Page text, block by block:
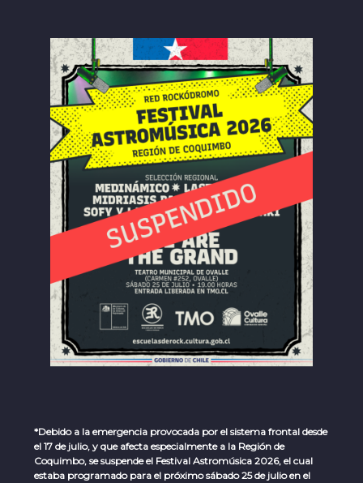
*Debido a la emergencia provocada por el sistema frontal desde
el 17 de julio, y que afecta especialmente a la Región de
Coquimbo, se suspende el Festival Astromúsica 2026, el cual
estaba programado para el próximo sábado 25 de julio en el